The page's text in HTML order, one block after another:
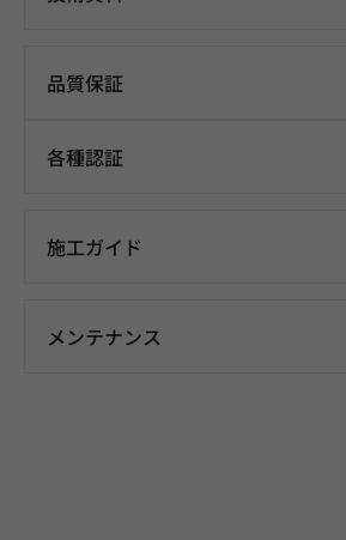
品質保証
各種認証
施工ガイド
メンテナンス